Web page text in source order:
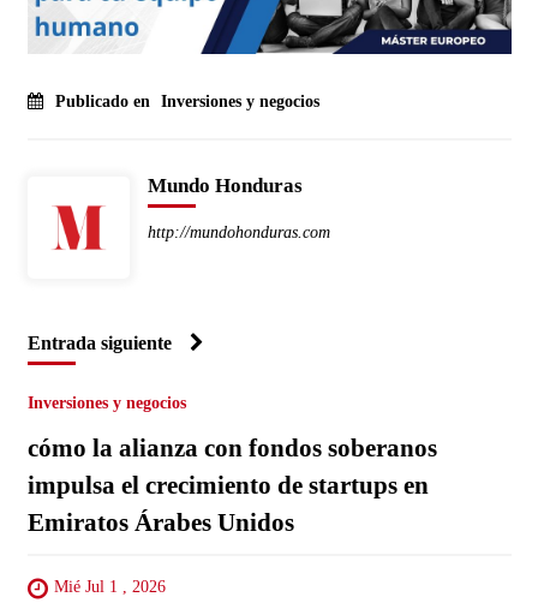
Publicado en Inversiones y negocios
Mundo Honduras
http://mundohonduras.com
Entrada siguiente
Inversiones y negocios
cómo la alianza con fondos soberanos
impulsa el crecimiento de startups en
Emiratos Árabes Unidos
Mié Jul 1 , 2026